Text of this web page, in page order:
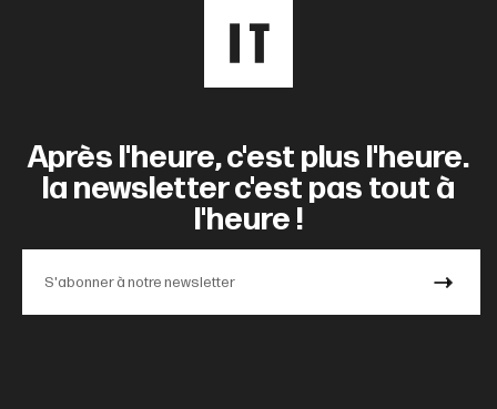
Après l'heure, c'est plus l'heure.
la newsletter c'est pas tout à
l'heure !